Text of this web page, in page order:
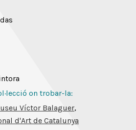
on trobar-la:
Víctor Balaguer,
d'Art de Catalunya